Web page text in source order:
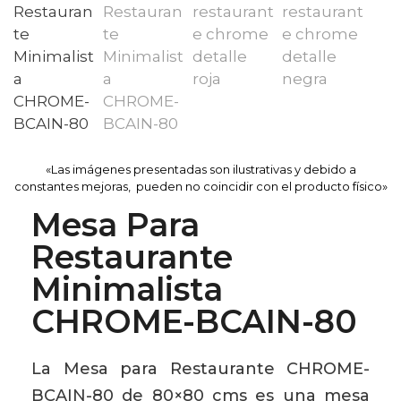
«Las imágenes presentadas son ilustrativas y debido a
constantes mejoras, pueden no coincidir con el producto físico»
Mesa Para
Restaurante
Minimalista
CHROME-BCAIN-80
La Mesa para Restaurante CHROME-
BCAIN-80 de 80×80 cms es una mesa